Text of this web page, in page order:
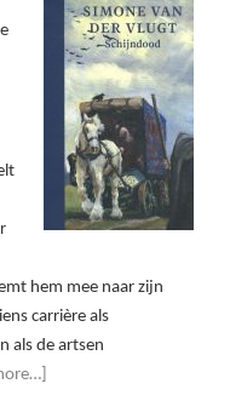
hem mee naar zijn
carrière als
als de artsen